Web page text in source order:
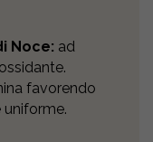
Noce: ad
favorendo
uniforme.